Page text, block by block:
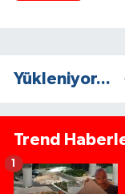
Yükleniyor...
Trend
1